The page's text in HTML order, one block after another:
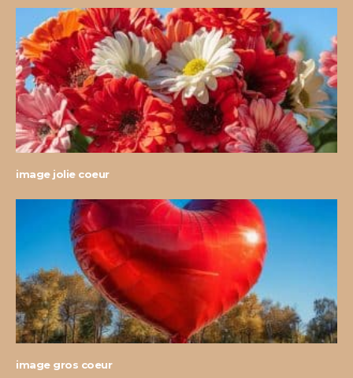
image jolie coeur
image gros coeur